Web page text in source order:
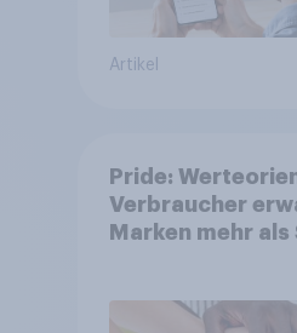
Artikel
Pride:
Verbraucher
Marken mehr